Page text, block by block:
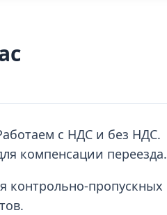
с НДС и без НДС.
компенсации переезда.
контрольно-пропускных